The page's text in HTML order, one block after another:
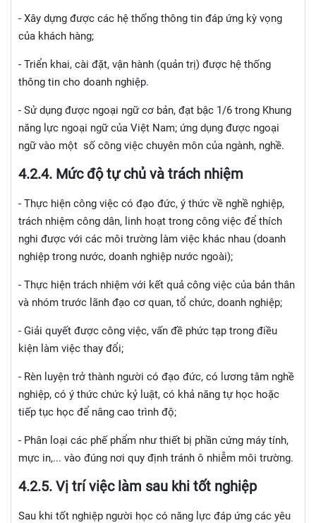
- Xây dựng được các hệ thống thông tin đáp ứng kỳ vọng
của khách hàng;
- Triển khai, cài đặt, vận hành (quản trị) được hệ thống
thông tin cho doanh nghiệp.
- Sử dụng được ngoại ngữ cơ bản, đạt bậc 1/6 trong Khung
năng lực ngoại ngữ của Việt Nam; ứng dụng được ngoại
ngữ vào một số công việc chuyên môn của ngành, nghề.
4.2.4. Mức độ tự chủ và trách nhiệm
- Thực hiện công việc có đạo đức, ý thức về nghề nghiệp,
trách nhiệm công dân, linh hoạt trong công việc để thích
nghi được với các môi trường làm việc khác nhau (doanh
nghiệp trong nước, doanh nghiệp nước ngoài);
- Thực hiện trách nhiệm với kết quả công việc của bản thân
và nhóm trước lãnh đạo cơ quan, tổ chức, doanh nghiệp;
- Giải quyết được công việc, vấn đề phức tạp trong điều
kiện làm việc thay đổi;
- Rèn luyện trở thành người có đạo đức, có lương tâm nghề
nghiệp, có ý thức chức kỷ luật, có khả năng tự học hoặc
tiếp tục học để nâng cao trình độ;
- Phân loại các phế phẩm như thiết bị phần cứng máy tính,
mực in,... vào đúng nơi quy định tránh ô nhiễm môi trường.
4.2.5. Vị trí việc làm sau khi tốt nghiệp
Sau khi tốt nghiệp người học có năng lực đáp ứng các yêu